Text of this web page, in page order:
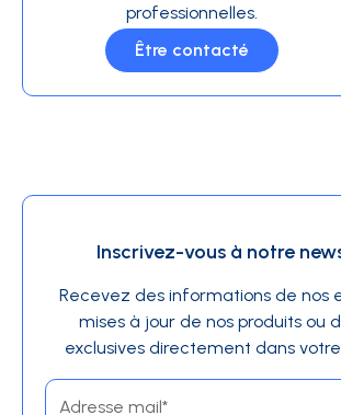
professionnelles.
Être contacté
Inscrivez-vous à notre
Recevez des informations de nos
mises à jour de nos produits ou
exclusives directement dans